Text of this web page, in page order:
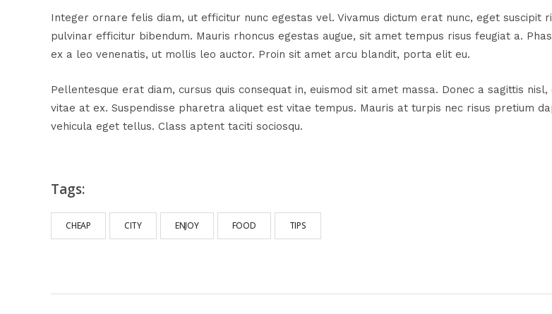
Integer ornare felis diam, ut efficitur nunc egestas vel. Vivamus dictum erat nunc, eget
pulvinar efficitur bibendum. Mauris rhoncus egestas augue, sit amet tempus risus feugiat a.
ex a leo venenatis, ut mollis leo auctor. Proin sit amet arcu blandit, porta elit eu.
Pellentesque erat diam, cursus quis consequat in, euismod sit amet massa. Donec a sagittis
vitae at ex. Suspendisse pharetra aliquet est vitae tempus. Mauris at turpis nec risus pretium
vehicula eget tellus. Class aptent taciti sociosqu.
Tags:
CHEAP CITY ENJOY FOOD TIPS